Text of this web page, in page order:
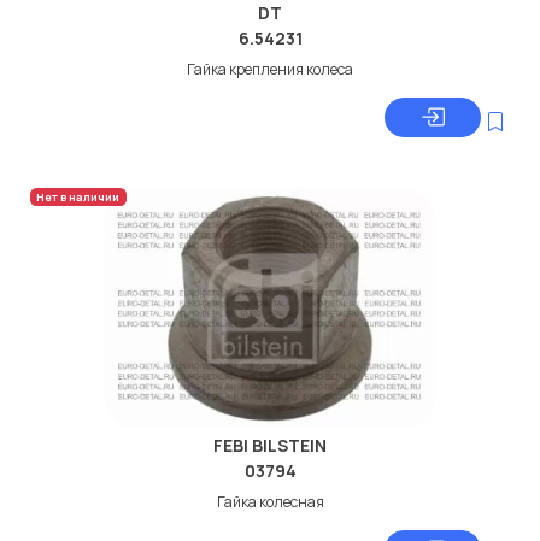
DT
6.54231
Гайка крепления колеса
Нет в наличии
FEBI BILSTEIN
03794
Гайка колесная